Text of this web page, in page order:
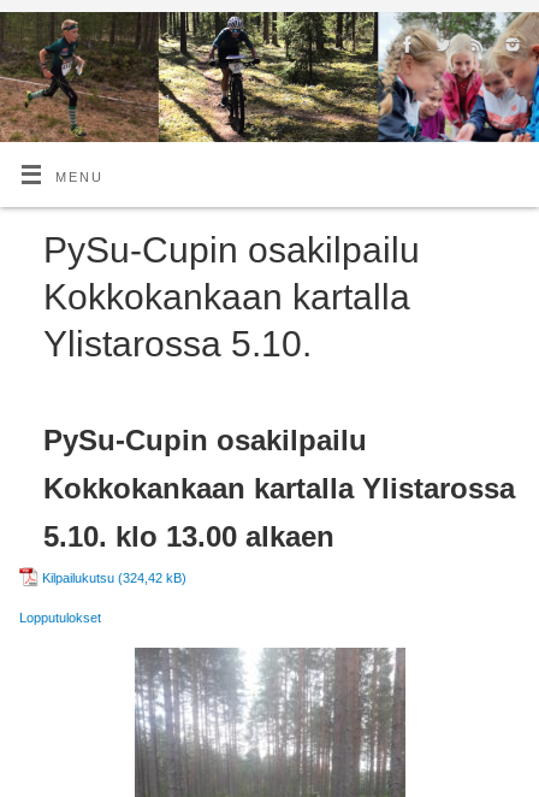
MENU
PySu-Cupin osakilpailu
Kokkokankaan kartalla
Ylistarossa 5.10.
PySu-Cupin osakilpailu
Kokkokankaan kartalla Ylistarossa
5.10. klo 13.00 alkaen
Kilpailukutsu
Lopputulokset